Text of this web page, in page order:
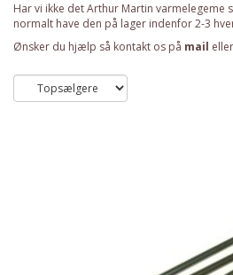
Har vi ikke det Arthur Martin varmelegeme
normalt have den på lager indenfor 2-3
Ønsker du hjælp så kontakt os på mail